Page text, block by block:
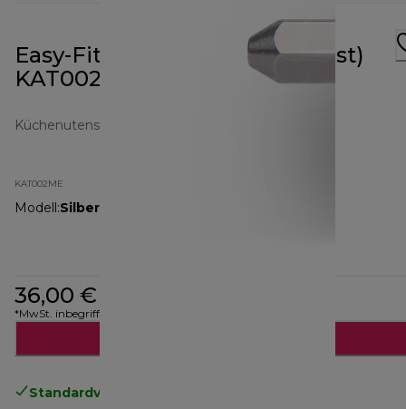
Easy-Fit-Adapter (Bar auf Twist)
KAT002ME
Küchenutensilien
KAT002ME
Modell:Silber
36,00 €
*MwSt. inbegriffen
Standardversand kostenlos